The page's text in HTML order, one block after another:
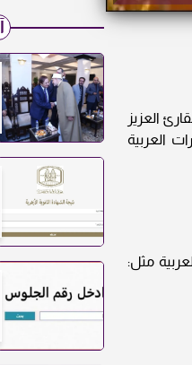
العزيز
العربية
مثل: